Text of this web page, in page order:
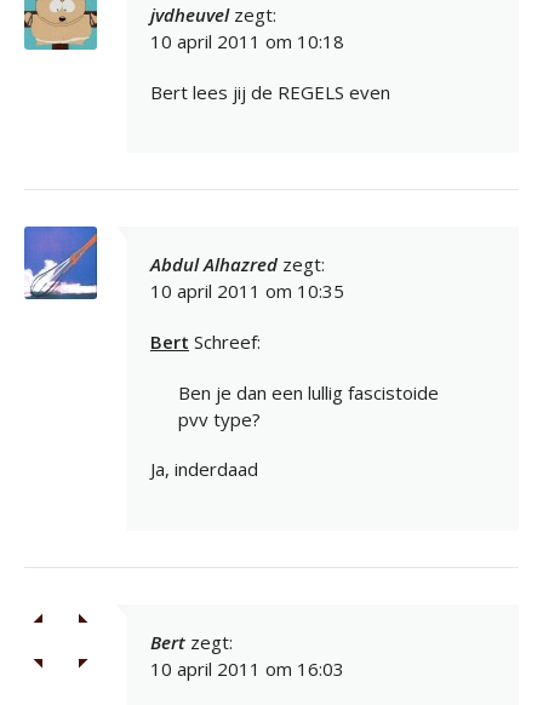
jvdheuvel zegt:
10 april 2011 om 10:18
Bert lees jij de REGELS even
Abdul Alhazred zegt:
10 april 2011 om 10:35
Bert Schreef:
Ben je dan een lullig fascistoide
pvv type?
Ja, inderdaad
Bert zegt:
10 april 2011 om 16:03